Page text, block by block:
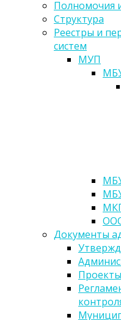
Полномочия
Структура
Реестры и
систем
МУП
Документы